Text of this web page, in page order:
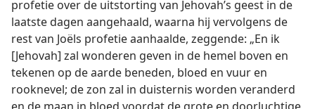
profetie over de uitstorting van Jehovah’s geest in de
laatste dagen aangehaald, waarna hij vervolgens de
rest van Joëls profetie aanhaalde, zeggende: „En ik
[Jehovah] zal wonderen geven in de hemel boven en
tekenen op de aarde beneden, bloed en vuur en
rooknevel; de zon zal in duisternis worden veranderd